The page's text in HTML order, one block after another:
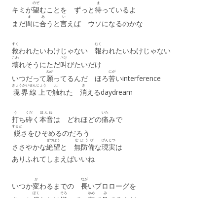
キミが望
のぞ
むことを ずっと待
ま
っているよ
まだ間
ま
に合
あ
うと言
い
えば ウソになるのかな
救
すく
われたいわけじゃない 報
むく
われたいわけじゃない
壊
こわ
れそうにただ叫
さけ
びたいだけ
いつだって願
ねが
ってるんだ ほろ苦
にが
いinterference
境界線上
きょうかいせんじょう
で触
ふ
れた 消
き
えるdaydream
打
う
ち砕
くだ
く 本音
ほんね
は どれほどの痛
いた
みで
鋭
するど
さをひそめるのだろう
ささやかな絶望
ぜつぼう
と 無防備
むぼうび
な現実
げんじつ
は
ありふれてしまえばいいね
いつか変
か
わるまでの 長
なが
いプロローグを
ぼく そろ ゆめ み